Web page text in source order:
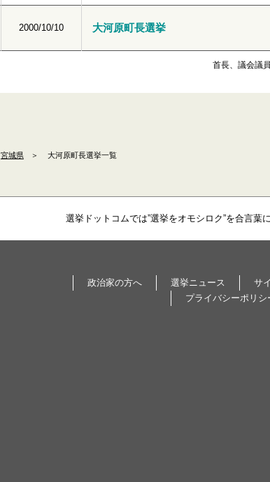
2000/10/10 大河原町長選挙
首長、議会議
宮城県 ＞ 大河原町長選挙一覧
選挙ドットコムでは”選挙をオモシロク”を合言
政治家の方へ 選挙ニュース サ
プライバシーポリシ